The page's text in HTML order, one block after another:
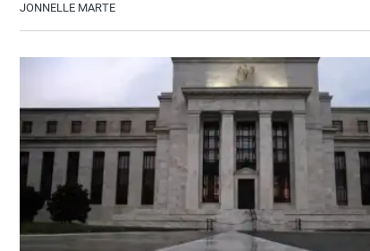
JONNELLE MARTE